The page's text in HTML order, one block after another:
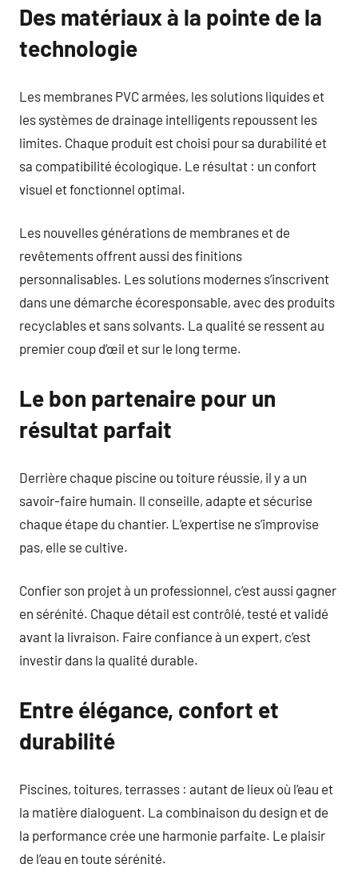
Des matériaux à la pointe de la
technologie
Les membranes PVC armées, les solutions liquides et
les systèmes de drainage intelligents repoussent les
limites. Chaque produit est choisi pour sa durabilité et
sa compatibilité écologique. Le résultat : un confort
visuel et fonctionnel optimal.
Les nouvelles générations de membranes et de
revêtements offrent aussi des finitions
personnalisables. Les solutions modernes s’inscrivent
dans une démarche écoresponsable, avec des produits
recyclables et sans solvants. La qualité se ressent au
premier coup d’œil et sur le long terme.
Le bon partenaire pour un
résultat parfait
Derrière chaque piscine ou toiture réussie, il y a un
savoir-faire humain. Il conseille, adapte et sécurise
chaque étape du chantier. L’expertise ne s’improvise
pas, elle se cultive.
Confier son projet à un professionnel, c’est aussi gagner
en sérénité. Chaque détail est contrôlé, testé et validé
avant la livraison. Faire confiance à un expert, c’est
investir dans la qualité durable.
Entre élégance, confort et
durabilité
Piscines, toitures, terrasses : autant de lieux où l’eau et
la matière dialoguent. La combinaison du design et de
la performance crée une harmonie parfaite. Le plaisir
de l’eau en toute sérénité.